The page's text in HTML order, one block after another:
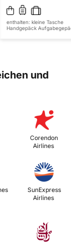
enthalten: kleine Tasche
Handgepäck
und
Corendon
Airlines
Airlines